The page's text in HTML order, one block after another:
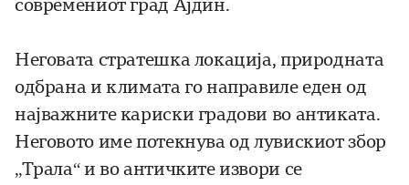
современиот град Ајдин.
Неговата стратешка локација, природната
одбрана и климата го направиле еден од
најважните кариски градови во антиката.
Неговото име потекнува од лувискиот збор
„Трала“ и во античките извори се